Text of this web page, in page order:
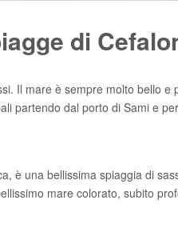
di
Il mare è sempre molto bello e
partendo dal porto di Sami e
è una bellissima spiaggia di
mare colorato, subito